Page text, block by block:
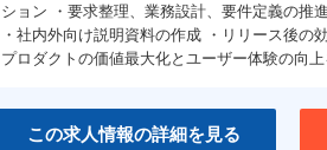
ション ・要求整理、業務設計、要件定義の推
・社内外向け説明資料の作成 ・リリース後の
プロダクトの価値最大化とユーザー体験の向
この求人情報の詳細を見る